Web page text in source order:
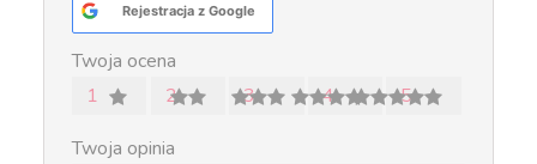
Rejestracja z Google
Twoja ocena
1
2 3 4
5
Twoja opinia